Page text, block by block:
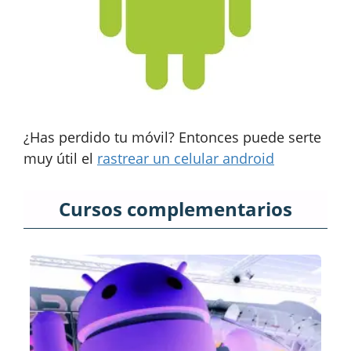
¿Has perdido tu móvil? Entonces puede serte
muy útil el rastrear un celular android
Cursos complementarios